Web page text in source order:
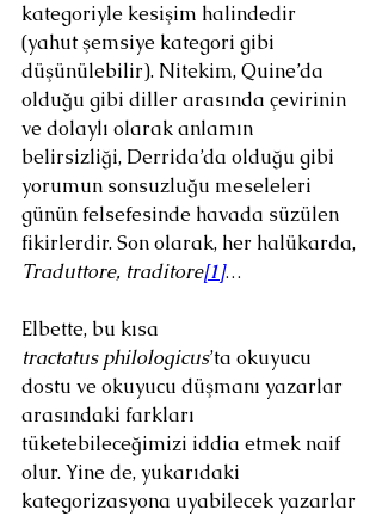
kategoriyle kesişim halindedir
(yahut şemsiye kategori gibi
düşünülebilir). Nitekim, Quine’da
olduğu gibi diller arasında çevirinin
ve dolaylı olarak anlamın
belirsizliği, Derrida’da olduğu gibi
yorumun sonsuzluğu meseleleri
günün felsefesinde havada süzülen
fikirlerdir. Son olarak, her halükarda,
Traduttore, traditore[1]…
Elbette, bu kısa
tractatus philologicus’ta okuyucu
dostu ve okuyucu düşmanı yazarlar
arasındaki farkları
tüketebileceğimizi iddia etmek naif
olur. Yine de, yukarıdaki
kategorizasyona uyabilecek yazarlar